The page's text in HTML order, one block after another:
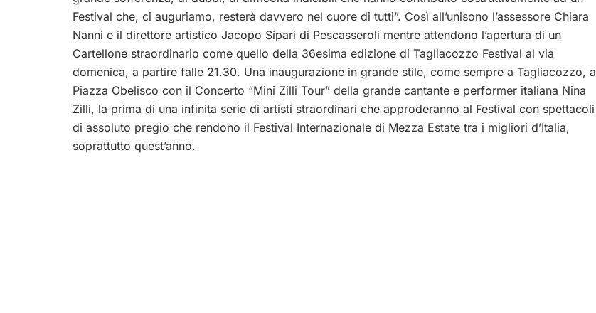
Festival che, ci auguriamo, resterà davvero nel cuore di tutti”. Così all’unisono l’assessore Chiara
Nanni e il direttore artistico Jacopo Sipari di Pescasseroli mentre attendono l’apertura di un
Cartellone straordinario come quello della 36esima edizione di Tagliacozzo Festival al via
domenica, a partire falle 21.30. Una inaugurazione in grande stile, come sempre a Tagliacozzo, a
Piazza Obelisco con il Concerto “Mini Zilli Tour” della grande cantante e performer italiana Nina
Zilli, la prima di una infinita serie di artisti straordinari che approderanno al Festival con spettacoli
di assoluto pregio che rendono il Festival Internazionale di Mezza Estate tra i migliori d’Italia,
soprattutto quest’anno.